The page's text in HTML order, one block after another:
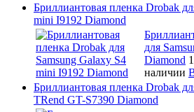
Бриллиантовая пленка Drobak
mini I9192 Diamond
для
Diamond
наличии
Бриллиантовая пленка Drobak
TRend GT-S7390 Diamond